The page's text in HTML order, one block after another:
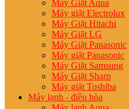
Máy Giặt Aqua
Máy giặt Electrolux
Máy Giặt Hitachi
Máy Giặt LG
Máy Giặt Panasonic
Máy giặt Panasonic
Máy Giặt Samsung
Máy Giặt Sharp
Máy giặt Toshiba
Máy lạnh - điều hòa